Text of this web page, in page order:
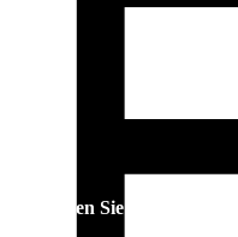
Teilen Sie diesen Artikel!